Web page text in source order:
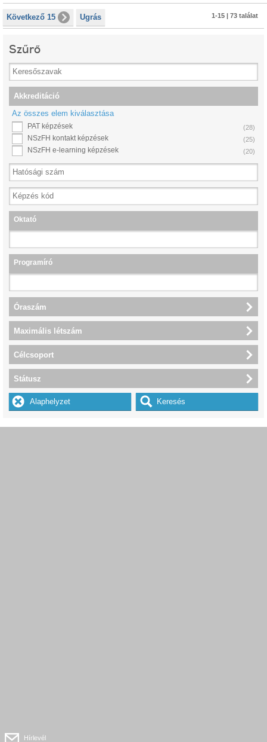
Következő 15 Ugrás 1-15 | 73 találat
Szűrő
Akkreditáció
Az összes elem kiválasztása
(28)
PAT képzések
(25)
NSzFH kontakt képzések
(20)
NSzFH e-learning képzések
Oktató
Programíró
Óraszám
Maximális létszám
Célcsoport
Státusz
Hírlevél